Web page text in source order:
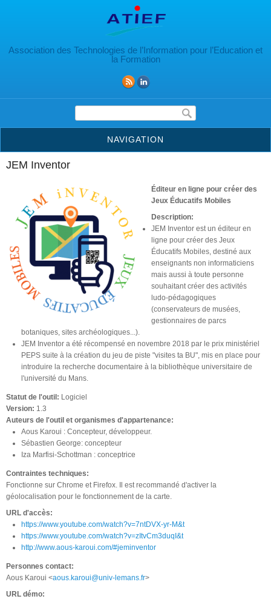
Association des Technologies de l’Information pour l’Education et
la Formation
Formulaire de recherche
NAVIGATION
JEM Inventor
Éditeur en ligne pour créer des
Jeux Éducatifs Mobiles
Description:
JEM Inventor est un éditeur en
ligne pour créer des Jeux
Éducatifs Mobiles, destiné aux
enseignants non informaticiens
mais aussi à toute personne
souhaitant créer des activités
ludo-pédagogiques
(conservateurs de musées,
gestionnaires de parcs
botaniques, sites archéologiques...).
JEM Inventor a été récompensé en novembre 2018 par le prix ministériel
PEPS suite à la création du jeu de piste "visites ta BU", mis en place pour
introduire la recherche documentaire à la bibliothèque universitaire de
l'université du Mans.
Statut de l'outil: Logiciel
Version: 1.3
Auteurs de l'outil et organismes d'appartenance:
Aous Karoui : Concepteur, développeur.
Sébastien George: concepteur
Iza Marfisi-Schottman : conceptrice
Contraintes techniques:
Fonctionne sur Chrome et Firefox. Il est recommandé d'activer la
géolocalisation pour le fonctionnement de la carte.
URL d'accès:
https://www.youtube.com/watch?v=7ntDVX-yr-M&t
https://www.youtube.com/watch?v=zItvCm3duqI&t
http://www.aous-karoui.com/#jeminventor
Personnes contact:
Aous Karoui <aous.karoui@univ-lemans.fr>
URL démo: